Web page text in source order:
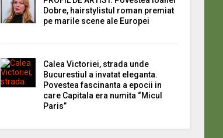
Dobre, hairstylistul roman premiat
pe marile scene ale Europei
Calea Victoriei, strada unde
Bucurestiul a invatat eleganta.
Povestea fascinanta a epocii in
care Capitala era numita “Micul
Paris”